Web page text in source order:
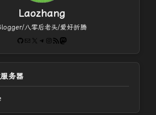
Laozhang
八零后老头/爱好折腾
GitHub
电子邮件 X Telegram
Instagram
RSS FeedMastodon
务器